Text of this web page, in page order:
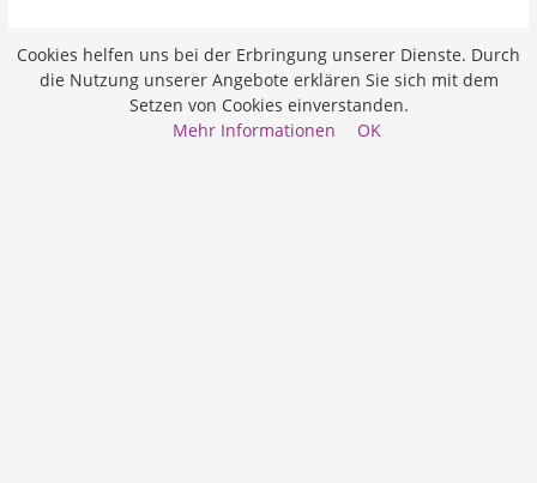
Bewerben
Job merken
Cookies helfen uns bei der Erbringung unserer Dienste. Durch
die Nutzung unserer Angebote erklären Sie sich mit dem
Setzen von Cookies einverstanden.
Mehr Informationen
OK